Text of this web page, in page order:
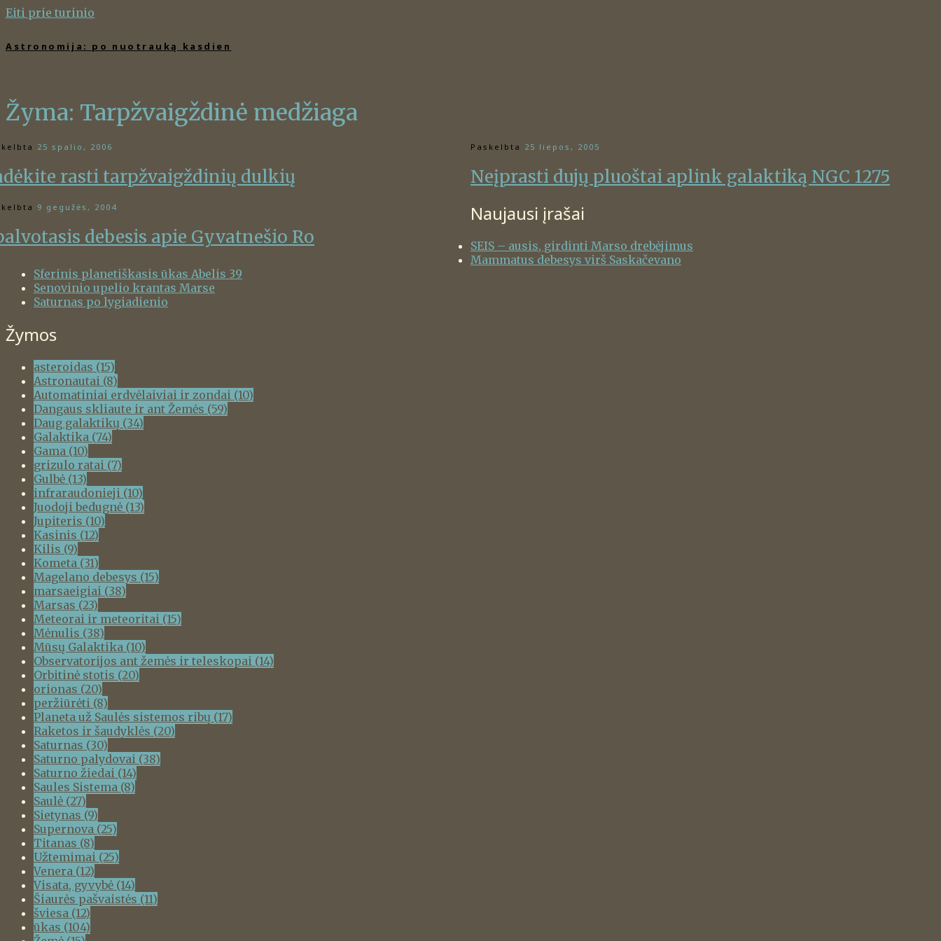
Eiti prie turinio
Astronomija: po nuotrauką kasdien
Žyma: Tarpžvaigždinė medžiaga
25 spalio, 2006
rasti tarpžvaigždinių dulkių
Paskelbta 25 liepos, 2005
Neįprasti dujų pluoštai aplink galaktiką NGC 1275
9 gegužės, 2004
debesis apie Gyvatnešio Ro
Naujausi įrašai
SEIS – ausis, girdinti Marso drebėjimus
Mammatus debesys virš Saskačevano
Sferinis planetiškasis ūkas Abelis 39
Senovinio upelio krantas Marse
Saturnas po lygiadienio
Žymos
asteroidas (15)
Astronautai (8)
Automatiniai erdvėlaiviai ir zondai (10)
Dangaus skliaute ir ant Žemės (59)
Daug galaktikų (34)
Galaktika (74)
Gama (10)
grizulo ratai (7)
Gulbė (13)
infraraudonieji (10)
Juodoji bedugnė (13)
Jupiteris (10)
Kasinis (12)
Kilis (9)
Kometa (31)
Magelano debesys (15)
marsaeigiai (38)
Marsas (23)
Meteorai ir meteoritai (15)
Mėnulis (38)
Mūsų Galaktika (10)
Observatorijos ant žemės ir teleskopai (14)
Orbitinė stotis (20)
orionas (20)
peržiūrėti (8)
Planeta už Saulės sistemos ribų (17)
Raketos ir šaudyklės (20)
Saturnas (30)
Saturno palydovai (38)
Saturno žiedai (14)
Saules Sistema (8)
Saulė (27)
Sietynas (9)
Supernova (25)
Titanas (8)
Užtemimai (25)
Venera (12)
Visata, gyvybė (14)
Šiaurės pašvaistės (11)
šviesa (12)
ūkas (104)